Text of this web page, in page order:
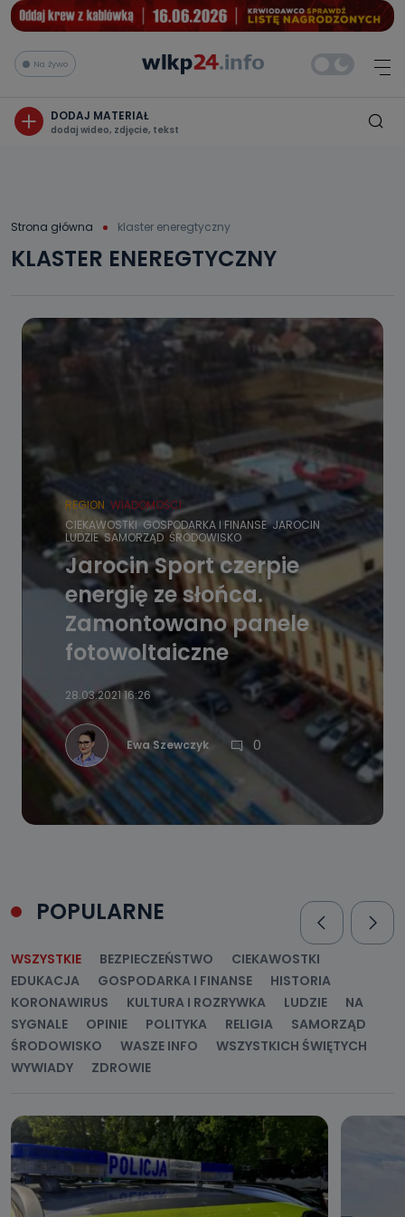
Na żywo
DODAJ MATERIAŁ
dodaj wideo, zdjęcie, tekst
Strona główna klaster eneregtyczny
KLASTER ENEREGTYCZNY
REGION WIADOMOŚCI
CIEKAWOSTKI GOSPODARKA I FINANSE JAROCIN
LUDZIE SAMORZĄD ŚRODOWISKO
Jarocin Sport czerpie
energię ze słońca.
Zamontowano panele
fotowoltaiczne
28.03.2021 16:26
Ewa Szewczyk 0
POPULARNE
WSZYSTKIE BEZPIECZEŃSTWO
CIEKAWOSTKI
EDUKACJA
GOSPODARKA I FINANSE
HISTORIA
KORONAWIRUS
KULTURA I ROZRYWKA LUDZIE
NA
SYGNALE
OPINIE POLITYKA RELIGIA
SAMORZĄD
ŚRODOWISKO
WASZE INFO
WSZYSTKICH ŚWIĘTYCH
WYWIADY
ZDROWIE